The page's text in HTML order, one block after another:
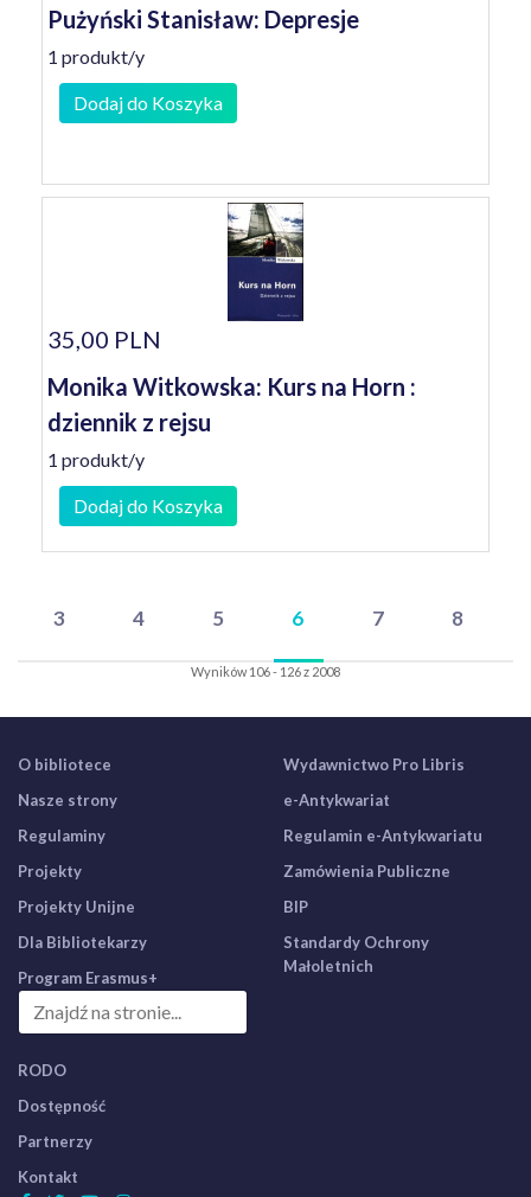
Pużyński Stanisław: Depresje
1 produkt/y
Dodaj do Koszyka
35,00 PLN
Monika Witkowska: Kurs na Horn :
dziennik z rejsu
1 produkt/y
Dodaj do Koszyka
3 4 5 6 7 8
Wyników 106 - 126 z 2008
O bibliotece
Nasze strony
Regulaminy
Projekty
Projekty Unijne
Dla Bibliotekarzy
Program Erasmus+
Wydawnictwo Pro Libris
e-Antykwariat
Regulamin e-Antykwariatu
Zamówienia Publiczne
BIP
Standardy Ochrony
Małoletnich
RODO
Dostępność
Partnerzy
Kontakt